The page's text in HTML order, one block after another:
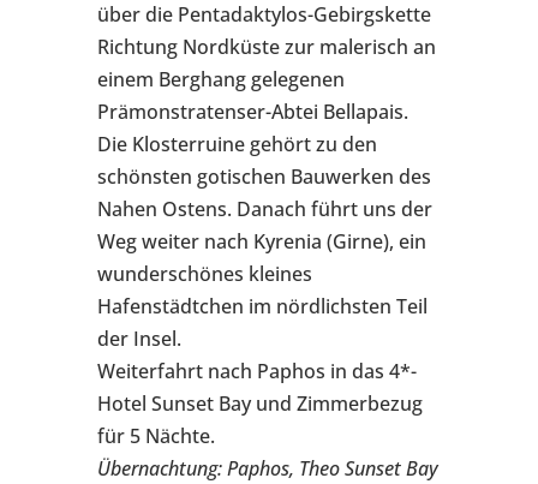
über die Pentadaktylos-Gebirgskette
Richtung Nordküste zur malerisch an
einem Berghang gelegenen
Prämonstratenser-Abtei Bellapais.
Die Klosterruine gehört zu den
schönsten gotischen Bauwerken des
Nahen Ostens. Danach führt uns der
Weg weiter nach Kyrenia (Girne), ein
wunderschönes kleines
Hafenstädtchen im nördlichsten Teil
der Insel.
Weiterfahrt nach Paphos in das 4*-
Hotel Sunset Bay und Zimmerbezug
für 5 Nächte.
Übernachtung: Paphos, Theo Sunset Bay